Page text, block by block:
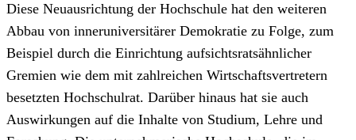
Diese Neuausrichtung der Hochschule hat den weiteren
Abbau von inneruniversitärer Demokratie zu Folge, zum
Beispiel durch die Einrichtung aufsichtsratsähnlicher
Gremien wie dem mit zahlreichen Wirtschaftsvertretern
besetzten Hochschulrat. Darüber hinaus hat sie auch
Auswirkungen auf die Inhalte von Studium, Lehre und